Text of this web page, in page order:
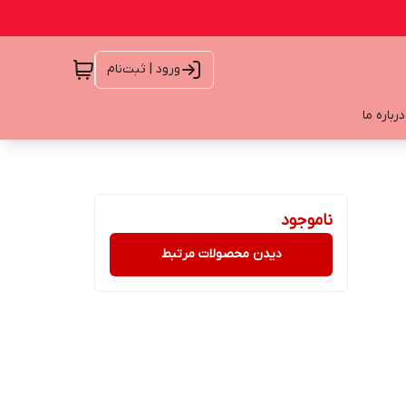
ورود | ثبت‌نام
درباره ما
ناموجود
دیدن محصولات مرتبط